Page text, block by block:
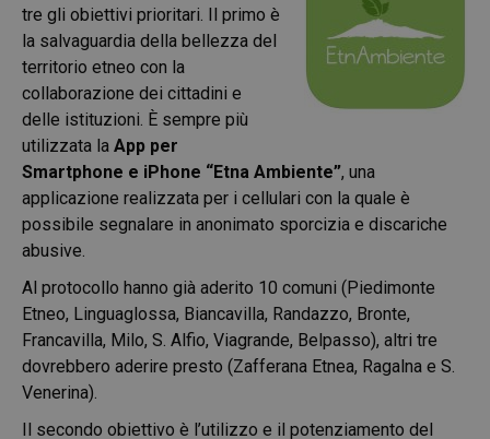
tre gli obiettivi prioritari. Il primo è
la salvaguardia della bellezza del
territorio etneo con la
collaborazione dei cittadini e
delle istituzioni. È sempre più
utilizzata la App per
Smartphone e iPhone “Etna Ambiente”, una
applicazione realizzata per i cellulari con la quale è
possibile segnalare in anonimato sporcizia e discariche
abusive.
Al protocollo hanno già aderito 10 comuni (Piedimonte
Etneo, Linguaglossa, Biancavilla, Randazzo, Bronte,
Francavilla, Milo, S. Alfio, Viagrande, Belpasso), altri tre
dovrebbero aderire presto (Zafferana Etnea, Ragalna e S.
Venerina).
Il secondo obiettivo è l’utilizzo e il potenziamento del